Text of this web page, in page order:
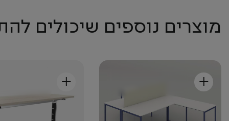
מוצרים נוספים שיכולים
+
+